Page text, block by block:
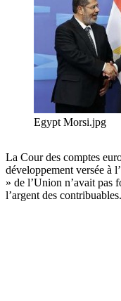
Egypt Morsi.jpg
La Cour des comptes
développement versée à
» de l’Union n’avait pas
l’argent des contribuables.